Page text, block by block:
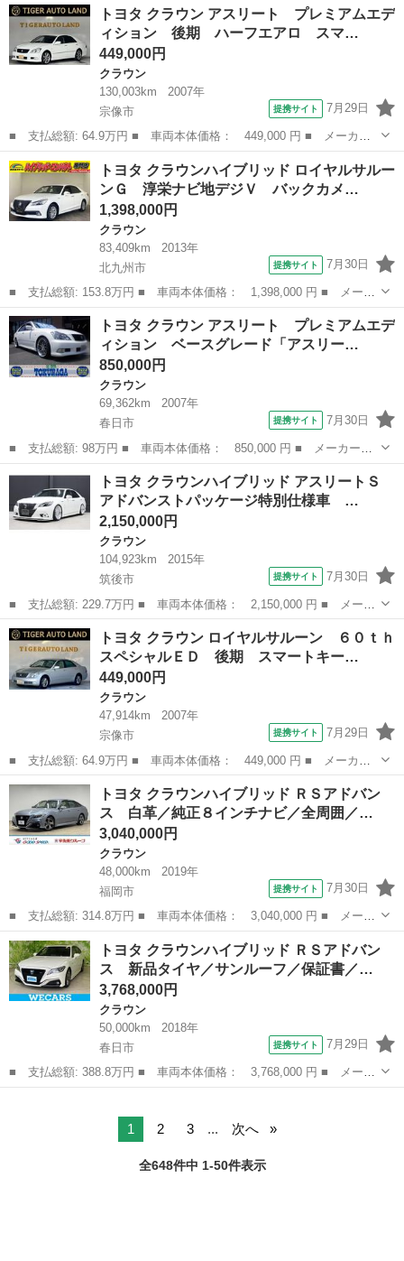
名： ロイヤル ■ 排気量： 2500cc ■ ドア枚数： 4D ■ ミッ
福岡 朝倉郡 クラウン
トヨタ クラウン アスリート プレミアムエデ
ィション 後期 ハーフエアロ スマ…
449,000円
クラウン
130,003km
2007年
宗像市
提携サイト 7月29日
■ 支払総額: 64.9万円 ■ 車両本体価格： 449,000 円 ■ メーカー
名： トヨタ ■ 車種名： クラウン ■ グレード名： アスリー
ト プレミアムエディション 後期 ハーフエアロ スマートキー
プッシュスター...
福岡 宗像市 クラウン
トヨタ クラウンハイブリッド ロイヤルサルー
ンＧ 淳栄ナビ地デジＶ バックカメ…
1,398,000円
クラウン
83,409km
2013年
北九州市
提携サイト 7月30日
■ 支払総額: 153.8万円 ■ 車両本体価格： 1,398,000 円 ■ メーカ
ー名： トヨタ ■ 車種名： クラウンハイブリッド ■ グレード
名： ロイヤルサルーンＧ 淳栄ナビ地デジＶ バックカメラ Ｂｌ
ｕｅｔｏｏ...
福岡 北九州市 クラウン
トヨタ クラウン アスリート プレミアムエデ
ィション ベースグレード「アスリー…
850,000円
クラウン
69,362km
2007年
春日市
提携サイト 7月30日
■ 支払総額: 98万円 ■ 車両本体価格： 850,000 円 ■ メーカー
名： トヨタ ■ 車種名： クラウン ■ グレード名： アスリー
ト プレミアムエディション ベースグレード「アスリート」の特別
仕様車「２．５アス...
福岡 春日市 クラウン
トヨタ クラウンハイブリッド アスリートＳ
アドバンストパッケージ特別仕様車 …
2,150,000円
クラウン
104,923km
2015年
筑後市
提携サイト 7月30日
■ 支払総額: 229.7万円 ■ 車両本体価格： 2,150,000 円 ■ メーカ
ー名： トヨタ ■ 車種名： クラウンハイブリッド ■ グレード
名： アスリートＳ アドバンストパッケージ特別仕様車 ワンオー
ナー 新品...
福岡 筑後市 クラウン
トヨタ クラウン ロイヤルサルーン ６０ｔｈ
スペシャルＥＤ 後期 スマートキー…
449,000円
クラウン
47,914km
2007年
宗像市
提携サイト 7月29日
■ 支払総額: 64.9万円 ■ 車両本体価格： 449,000 円 ■ メーカー
名： トヨタ ■ 車種名： クラウン ■ グレード名： ロイヤルサ
ルーン ６０ｔｈスペシャルＥＤ 後期 スマートキー プッシュス
タート ＨＤ...
福岡 宗像市 クラウン
トヨタ クラウンハイブリッド ＲＳアドバン
ス 白革／純正８インチナビ／全周囲／…
3,040,000円
クラウン
48,000km
2019年
福岡市
提携サイト 7月30日
■ 支払総額: 314.8万円 ■ 車両本体価格： 3,040,000 円 ■ メーカ
ー名： トヨタ ■ 車種名： クラウンハイブリッド ■ グレード
名： ＲＳアドバンス 白革／純正８インチナビ／全周囲／シートベ
ンチレーシ...
福岡 福岡市 クラウン
トヨタ クラウンハイブリッド ＲＳアドバン
ス 新品タイヤ／サンルーフ／保証書／…
3,768,000円
クラウン
50,000km
2018年
春日市
提携サイト 7月29日
■ 支払総額: 388.8万円 ■ 車両本体価格： 3,768,000 円 ■ メーカ
ー名： トヨタ ■ 車種名： クラウンハイブリッド ■ グレード
1 2 3 ... 次へ
全648件中 1-50件表示